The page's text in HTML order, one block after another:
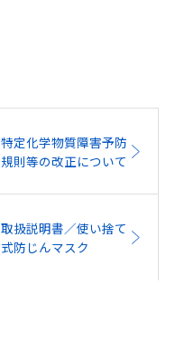
特定化学物質障害予防
規則等の改正について
取扱説明書／使い捨て
式防じんマスク